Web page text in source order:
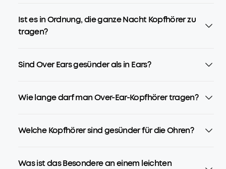
Ist es in Ordnung, die ganze Nacht Kopfhörer zu
tragen?
Sind Over Ears gesünder als in Ears?
Wie lange darf man Over-Ear-Kopfhörer tragen?
Welche Kopfhörer sind gesünder für die Ohren?
Was ist das Besondere an einem leichten